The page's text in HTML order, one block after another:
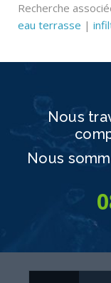
Recherche
eau terrasse |
Nous
Nous